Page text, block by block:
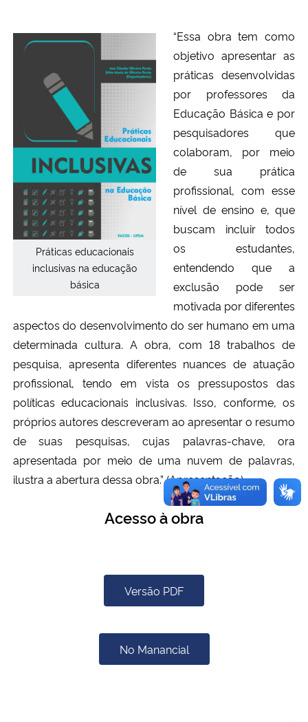
Práticas educacionais
inclusivas na educação
básica
“Essa obra tem como
objetivo apresentar as
práticas desenvolvidas
por professores da
Educação Básica e por
pesquisadores que
colaboram, por meio
de sua prática
profissional, com esse
nível de ensino e, que
buscam incluir todos
os estudantes,
entendendo que a
exclusão pode ser
motivada por diferentes
aspectos do desenvolvimento do ser humano em uma
determinada cultura. A obra, com 18 trabalhos de
pesquisa, apresenta diferentes nuances de atuação
profissional, tendo em vista os pressupostos das
políticas educacionais inclusivas. Isso, conforme, os
próprios autores descreveram ao apresentar o resumo
de suas pesquisas, cujas palavras-chave, ora
apresentada por meio de uma nuvem de palavras,
ilustra a abertura dessa obra.” (Apresentação)
Acesso à obra
Versão PDF
No Manancial